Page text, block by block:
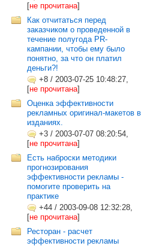
[не прочитана]
Как отчитаться перед
заказчиком о проведенной в
течение полугода PR-
кампании, чтобы ему было
понятно, за что он платил
деньги?!
+8 / 2003-07-25 10:48:27,
[не прочитана]
Оценка эффективности
рекламных оригинал-макетов в
изданиях.
+3 / 2003-07-07 08:20:54,
[не прочитана]
Есть наброски методики
прогнозирования
эффективности рекламы -
помогите проверить на
практике
+44 / 2003-09-08 12:32:28,
[не прочитана]
Ресторан - расчет
эффективности рекламы